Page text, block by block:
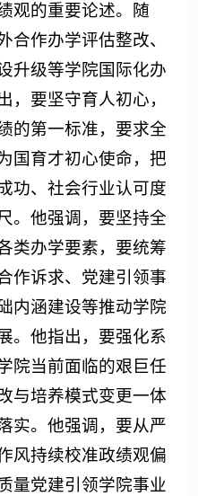
观的重要论述。随
合作办学评估整改、
升级等学院国际化办
，要坚守育人初心，
的第一标准，要求全
国育才初心使命，把
功、社会行业认可度
。他强调，要坚持全
类办学要素，要统筹
作诉求、党建引领事
内涵建设等推动学院
。他指出，要强化系
院当前面临的艰巨任
与培养模式变更一体
实。他强调，要从严
风持续校准政绩观偏
量党建引领学院事业